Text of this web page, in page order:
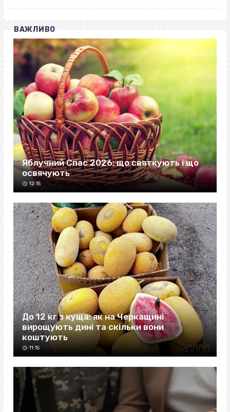
ВАЖЛИВО
Яблучний Спас 2026: що святкують і що
освячують
12:15
До 12 кг з куща: як на Черкащині
вирощують дині та скільки вони
коштують
11:15